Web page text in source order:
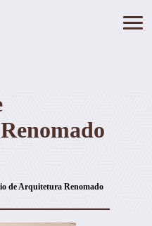
de Arquitetura Renomado